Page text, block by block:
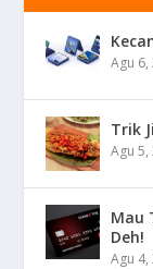
Agu 6,
Trik
Agu 5,
Mau
Deh!
Agu 4,